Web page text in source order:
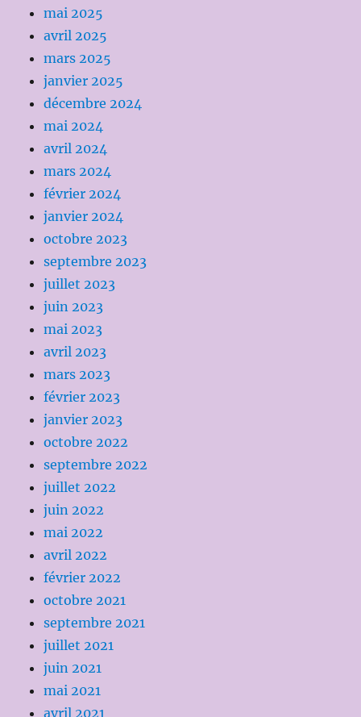
mai 2025
avril 2025
mars 2025
janvier 2025
décembre 2024
mai 2024
avril 2024
mars 2024
février 2024
janvier 2024
octobre 2023
septembre 2023
juillet 2023
juin 2023
mai 2023
avril 2023
mars 2023
février 2023
janvier 2023
octobre 2022
septembre 2022
juillet 2022
juin 2022
mai 2022
avril 2022
février 2022
octobre 2021
septembre 2021
juillet 2021
juin 2021
mai 2021
avril 2021